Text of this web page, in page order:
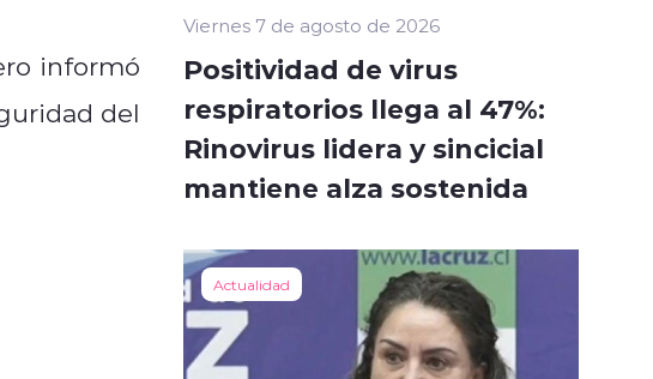
informó
del
Viernes 7 de agosto de 2026
Positividad de virus
respiratorios llega al 47%:
Rinovirus lidera y sincicial
mantiene alza sostenida
Actualidad